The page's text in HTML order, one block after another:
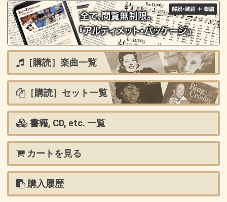
［購読］楽曲一覧
［購読］セット一覧
書籍, CD, etc. 一覧
カートを見る
購入履歴